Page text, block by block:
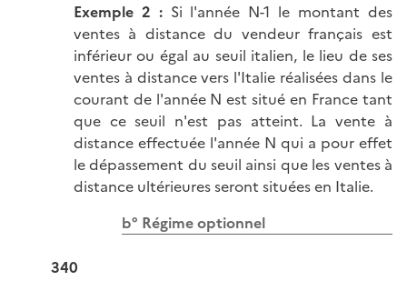
Exemple 2 :Si l'année N-1 le montant des
ventes à distance du vendeur français est
inférieur ou égal au seuil italien, le lieu de ses
ventes à distance vers l'Italie réalisées dans le
courant de l'année N est situé en France tant
que ce seuil n'est pas atteint. La vente à
distance effectuée l'année N qui a pour effet
le dépassement du seuil ainsi que les ventes à
distance ultérieures seront situées en Italie.
b° Régime optionnel
340